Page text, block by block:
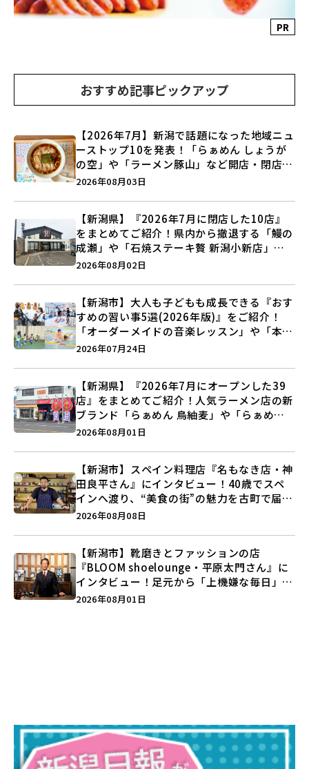
PR
おすすめ記事ピックアップ
【2026年7月】新潟で話題になった地域ニュ
ーストップ10を発表！「らぁめん しょうが
の空」や「ラーメン豚山」など開店・閉店の
注目記事をランキングでご紹介♪
2026年08月03日
【新潟県】『2026年7月に閉店した10店』
をまとめてご紹介！県内から撤退する「鰻の
成瀬」や「石焼ステーキ贅 新潟小新店」が
営業に幕…。
2026年08月02日
【新潟市】大人も子どもも成長できる『おす
すめの習い事5選(2026年版)』をご紹介！
「オーダーメイドの音楽レッスン」や「本格
キックボクシング」で新しい自分を見つけよ
2026年07月24日
【新潟県】『2026年7月にオープンした39
店』をまとめてご紹介！人気ラーメン店の新
ブランド「らぁめん 鳥紬麦」や「らぁめん
しょうがの空」など盛りだくさん♪
2026年08月01日
【新潟市】スペイン料理店『名もなき店・神
田良平さん』にインタビュー！40歳でスペ
インへ渡り、“美食の街”の魅力を古町で届け
る♪
2026年08月08日
【新潟市】靴磨きとファッションの店
『BLOOM shoelounge・平原太門さん』に
インタビュー！足元から「上機嫌な毎日」を
つくる装いの提案とは？
2026年08月01日